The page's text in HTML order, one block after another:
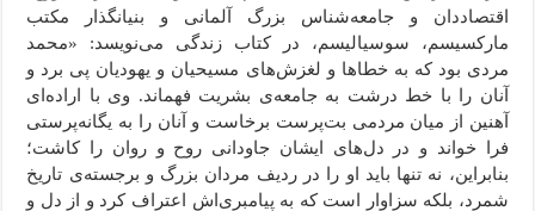
اقتصاددان و جامعه‌شناس بزرگ آلمانی و بنیانگذار مکتب
مارکسیسم، سوسیالیسم، در کتاب زندگی می‌نویسد: «محمد
مردی بود که به خطاها و لغزش‌های مسیحیان و یهودیان پی برد و
آنان را با خط درشت به جامعه‌ی بشریت فهماند. وی با اراده‌ای
آهنین از میان مردمی بت‌پرست برخاست و آنان را به یگانه‌پرستی
فرا خواند و در دل‌های ایشان جاودانی روح و روان را کاشت؛
بنابراین، نه تنها باید او را در ردیف مردان بزرگ و برجسته‌‌ی تاریخ
شمرد، بلکه سزاوار است که به پیامبری‌اش اعتراف کرد و از دل و